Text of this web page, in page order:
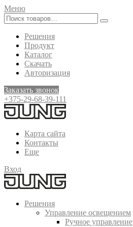
Меню
Решения
Продукт
Каталог
Скачать
Авторизация
Заказать звонок
+375-29-68-39-111
Карта сайта
Контакты
Еще
Вход
Решения
Управление освещением
Ручное управление